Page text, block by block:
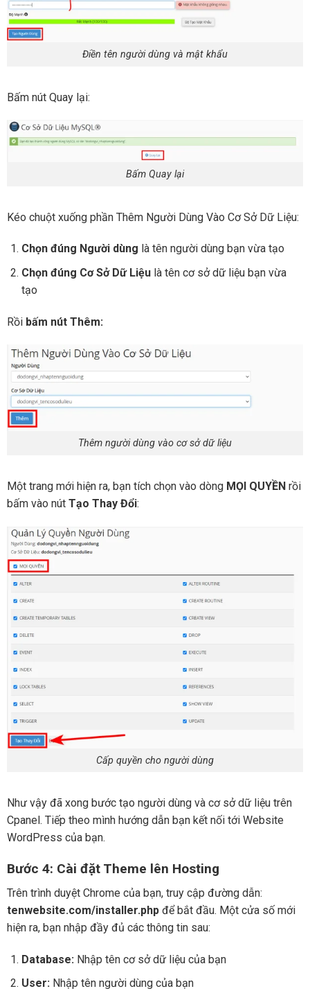
Điền tên người dùng và mật khẩu
Bấm nút Quay lại:
Bấm Quay lại
Kéo chuột xuống phần Thêm Người Dùng Vào Cơ Sở Dữ Liệu:
Chọn đúng Người dùng là tên người dùng bạn vừa tạo
Chọn đúng Cơ Sở Dữ Liệulà tên cơ sở dữ liệu bạn vừa
tạo
Rồi bấm nút Thêm:
Thêm người dùng vào cơ sở dữ liệu
Một trang mới hiện ra, bạn tích chọn vào dòng MỌI QUYỀN rồi
bấm vào nút Tạo Thay Đổi:
Cấp quyền cho người dùng
Như vậy đã xong bước tạo người dùng và cơ sở dữ liệu trên
Cpanel. Tiếp theo mình hướng dẫn bạn kết nối tới Website
WordPress của bạn.
Bước 4: Cài đặt Theme lên Hosting
Trên trình duyệt Chrome của bạn, truy cập đường dẫn:
tenwebsite.com/installer.php để bắt đầu. Một cửa số mới
hiện ra, bạn nhập đầy đủ các thông tin sau:
Database: Nhập tên cơ sở dữ liệu của bạn
User:Nhập tên người dùng của bạn